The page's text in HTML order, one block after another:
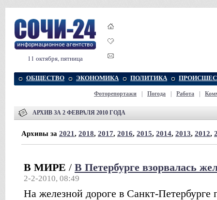
11 октября, пятница
ОБЩЕСТВО ЭКОНОМИКА ПОЛИТИКА
Фоторепортажи Погода Работа
АРХИВ ЗА 2 ФЕВРАЛЯ 2010 ГОДА
Архивы за 2021, 2018, 2017, 2016, 2015, 2014, 2013, 2012,
В МИРЕ / В Петербурге взорвалась
2-2-2010, 08:49
На железной дороге в Санкт-Петербурге